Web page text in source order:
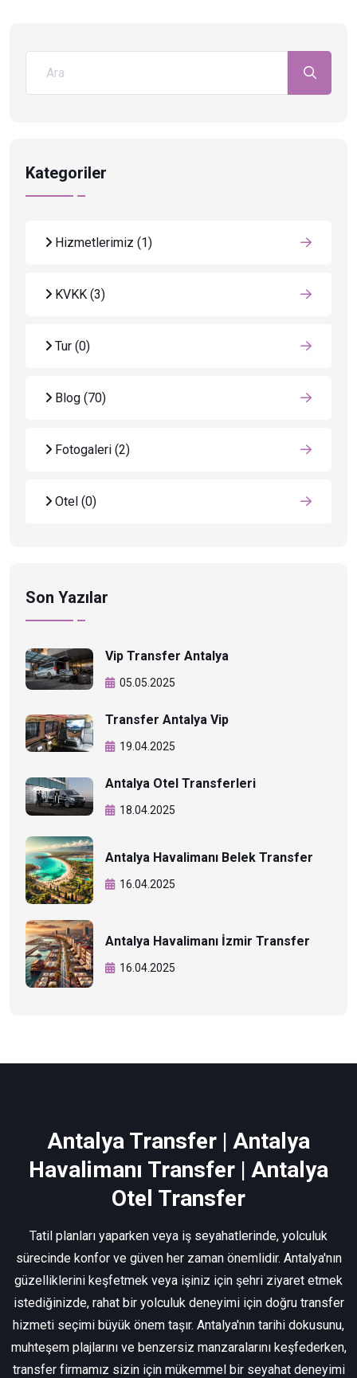
Kategoriler
Hizmetlerimiz (1)
KVKK (3)
Tur (0)
Blog (70)
Fotogaleri (2)
Otel (0)
Son Yazılar
Vip Transfer Antalya
05.05.2025
Transfer Antalya Vip
19.04.2025
Antalya Otel Transferleri
18.04.2025
Antalya Havalimanı Belek Transfer
16.04.2025
Antalya Havalimanı İzmir Transfer
16.04.2025
Antalya Transfer | Antalya
Havalimanı Transfer | Antalya
Otel Transfer
Tatil planları yaparken veya iş seyahatlerinde, yolculuk
sürecinde konfor ve güven her zaman önemlidir. Antalya'nın
güzelliklerini keşfetmek veya işiniz için şehri ziyaret etmek
istediğinizde, rahat bir yolculuk deneyimi için doğru transfer
hizmeti seçimi büyük önem taşır. Antalya'nın tarihi dokusunu,
muhteşem plajlarını ve benzersiz manzaralarını keşfederken,
transfer firmamız sizin için mükemmel bir seyahat deneyimi